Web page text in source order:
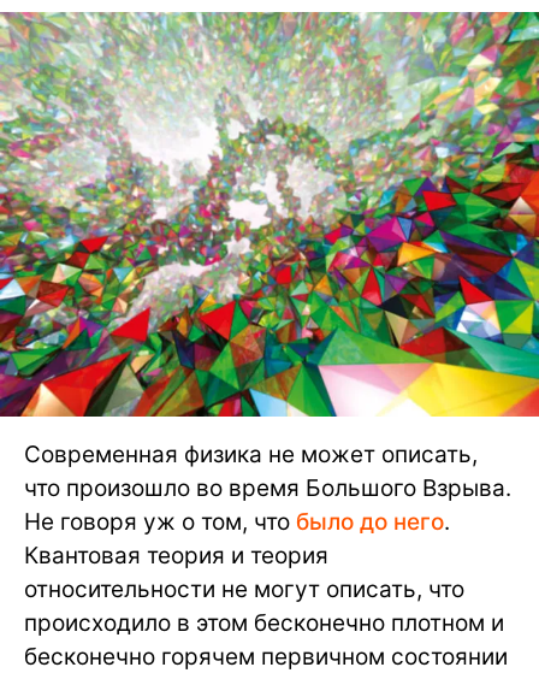
Современная физика не может описать,
что произошло во время Большого Взрыва.
Не говоря уж о том, что было до него.
Квантовая теория и теория
относительности не могут описать, что
происходило в этом бесконечно плотном и
бесконечно горячем первичном состоянии